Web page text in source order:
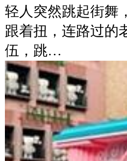
轻人突然跳起街
跟着扭，连路过的
伍，跳…